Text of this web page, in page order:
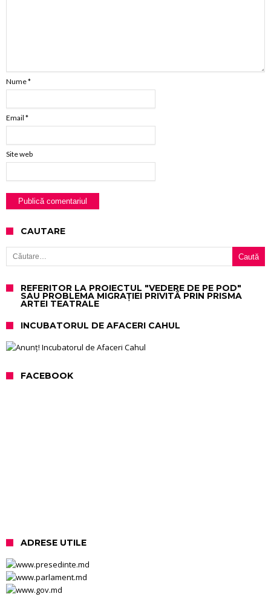
Nume*
Email *
Site web
CAUTARE
Caută după:
REFERITOR LA PROIECTUL "VEDERE DE PE POD"
SAU PROBLEMA MIGRAȚIEI PRIVITĂ PRIN PRISMA
ARTEI TEATRALE
INCUBATORUL DE AFACERI CAHUL
FACEBOOK
ADRESE UTILE